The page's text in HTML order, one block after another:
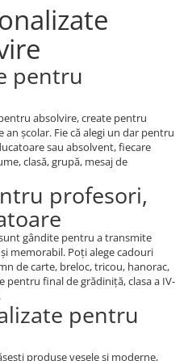
pentru
absolvire, create pentru
școlar. Fie că alegi un dar pentru
sau absolvent, fiecare
clasă, grupă, mesaj de
profesori,
gândite pentru a transmite
memorabil. Poți alege cadouri
de carte, breloc, tricou, hanorac,
final de grădiniță, clasa a IV-
pentru
produse vesele și moderne,